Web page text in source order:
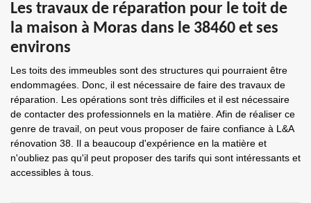
Les travaux de réparation pour le toit de
la maison à Moras dans le 38460 et ses
environs
Les toits des immeubles sont des structures qui pourraient être
endommagées. Donc, il est nécessaire de faire des travaux de
réparation. Les opérations sont très difficiles et il est nécessaire
de contacter des professionnels en la matière. Afin de réaliser ce
genre de travail, on peut vous proposer de faire confiance à L&A
rénovation 38. Il a beaucoup d'expérience en la matière et
n'oubliez pas qu'il peut proposer des tarifs qui sont intéressants et
accessibles à tous.